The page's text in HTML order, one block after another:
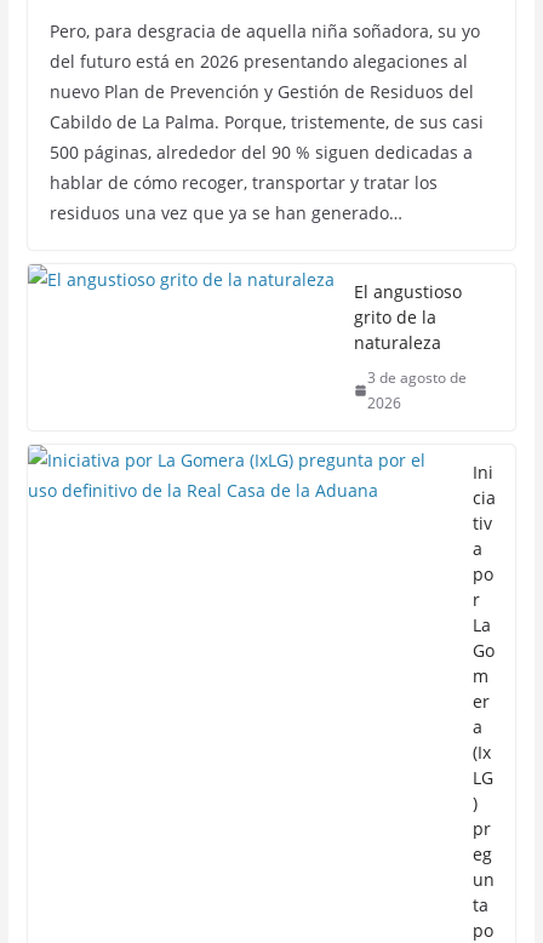
Pero, para desgracia de aquella niña soñadora, su yo
del futuro está en 2026 presentando alegaciones al
nuevo Plan de Prevención y Gestión de Residuos del
Cabildo de La Palma. Porque, tristemente, de sus casi
500 páginas, alrededor del 90 % siguen dedicadas a
hablar de cómo recoger, transportar y tratar los
residuos una vez que ya se han generado…
El angustioso
grito de la
naturaleza
3 de agosto de
2026
Ini
cia
tiv
a
po
r
La
Go
m
er
a
(Ix
LG
)
pr
eg
un
ta
po